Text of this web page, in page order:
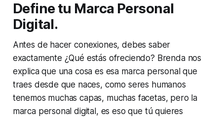
Define tu Marca Personal
Digital.
Antes de hacer conexiones, debes saber
exactamente ¿Qué estás ofreciendo? Brenda nos
explica que una cosa es esa marca personal que
traes desde que naces, como seres humanos
tenemos muchas capas, muchas facetas, pero la
marca personal digital, es eso que tú quieres